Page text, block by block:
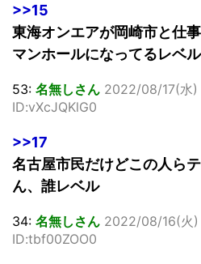
>>15
東海オンエアが岡崎市と仕
マンホールになってるレベル
53: 名無しさん 2022/08/17(水)
ID:vXcJQKlG0
>>17
名古屋市民だけどこの人ら
ん、誰レベル
34: 名無しさん 2022/08/16(火)
ID:tbf00ZOO0